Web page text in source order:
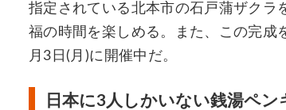
指定されている北本市の石戸蒲ザクラ
福の時間を楽しめる。また、この完成
月3日(月)に開催中だ。
日本に3人しかいない銭湯ペン